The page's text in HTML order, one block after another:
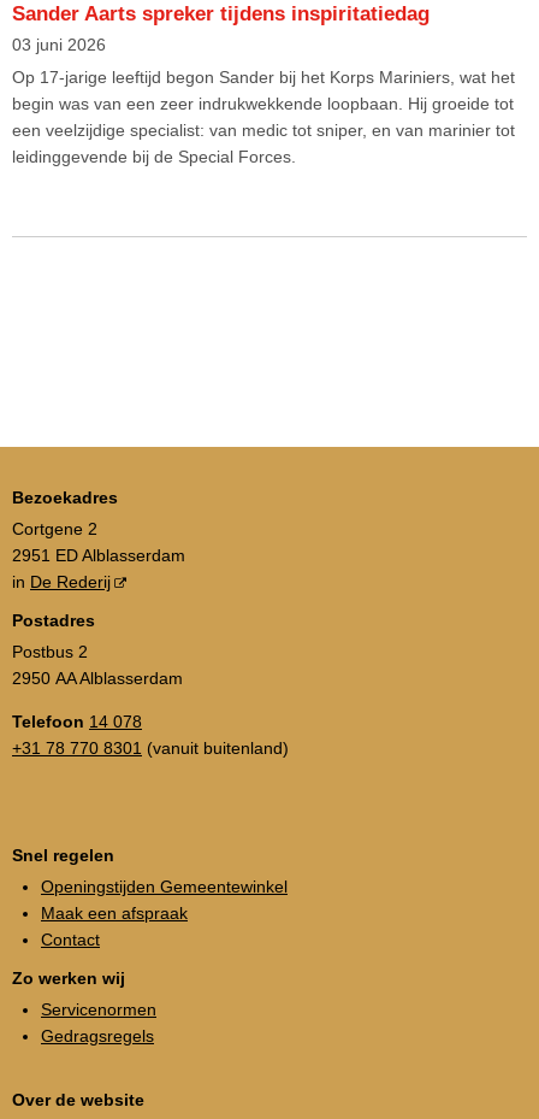
Sander Aarts spreker tijdens inspiritatiedag
03 juni 2026
Op 17-jarige leeftijd begon Sander bij het Korps Mariniers, wat het
begin was van een zeer indrukwekkende loopbaan. Hij groeide tot
een veelzijdige specialist: van medic tot sniper, en van marinier tot
leidinggevende bij de Special Forces.
Bezoekadres
Cortgene 2
2951 ED Alblasserdam
in De Rederij
Postadres
Postbus 2
2950 AA Alblasserdam
Telefoon 14 078
+31 78 770 8301 (vanuit buitenland)
Snel regelen
Openingstijden Gemeentewinkel
Maak een afspraak
Contact
Zo werken wij
Servicenormen
Gedragsregels
Over de website